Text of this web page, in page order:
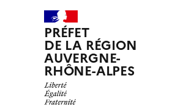
PRÉFET
DE LA RÉGION
AUVERGNE-
RHÔNE-ALPES